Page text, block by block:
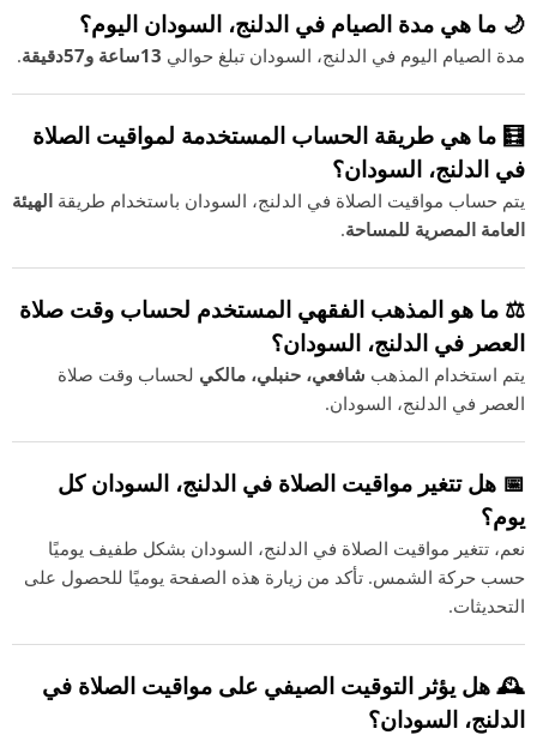
🌙 ما هي مدة الصيام في الدلنج، السودان اليوم؟
مدة الصيام اليوم في الدلنج، السودان تبلغ حوالي 13ساعة و57دقيقة .
🧮 ما هي طريقة الحساب المستخدمة لمواقيت الصلاة
في الدلنج، السودان؟
يتم حساب مواقيت الصلاة في الدلنج، السودان باستخدام طريقة الهيئة
العامة المصرية للمساحة.
⚖️ ما هو المذهب الفقهي المستخدم لحساب وقت صلاة
العصر في الدلنج، السودان؟
يتم استخدام المذهب شافعي، حنبلي، مالكي لحساب وقت صلاة
العصر في الدلنج، السودان.
📅 هل تتغير مواقيت الصلاة في الدلنج، السودان كل
يوم؟
نعم، تتغير مواقيت الصلاة في الدلنج، السودان بشكل طفيف يوميًا
حسب حركة الشمس. تأكد من زيارة هذه الصفحة يوميًا للحصول على
التحديثات.
🕰️ هل يؤثر التوقيت الصيفي على مواقيت الصلاة في
الدلنج، السودان؟